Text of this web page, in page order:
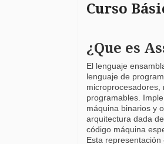
Curso
¿Que es
El lenguaje
lenguaje de
microprocesadores,
programables.
máquina binarios y
arquitectura dada
código máquina
Esta